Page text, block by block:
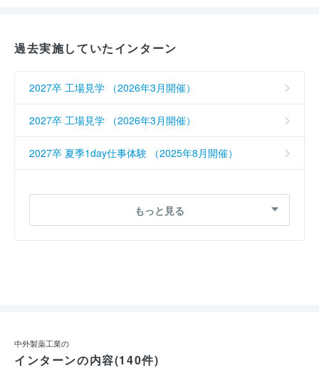
過去実施していたインターン
2027卒 工場見学 （2026年3月開催）
2027卒 工場見学 （2026年3月開催）
2027卒 夏季1day仕事体験 （2025年8月開催）
2026卒 ジョブ型インターンシップ（品質管理）
2026卒 夏季1day仕事体験 （2024年9月開催）
もっと見る
中外製薬工業の
インターンの内容(140件)